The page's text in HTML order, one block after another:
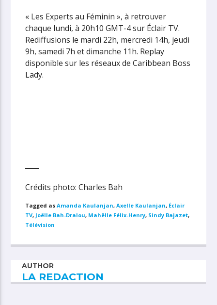
« Les Experts au Féminin », à retrouver
chaque lundi, à 20h10 GMT-4 sur Éclair TV.
Rediffusions le mardi 22h, mercredi 14h, jeudi
9h, samedi 7h et dimanche 11h. Replay
disponible sur les réseaux de Caribbean Boss
Lady.
Crédits photo: Charles Bah
Tagged asAmanda Kaulanjan,Axelle Kaulanjan, Éclair
TV, Joëlle Bah-Dralou, Mahëlle Félix-Henry, Sindy Bajazet,
Télévision
AUTHOR
LA REDACTION